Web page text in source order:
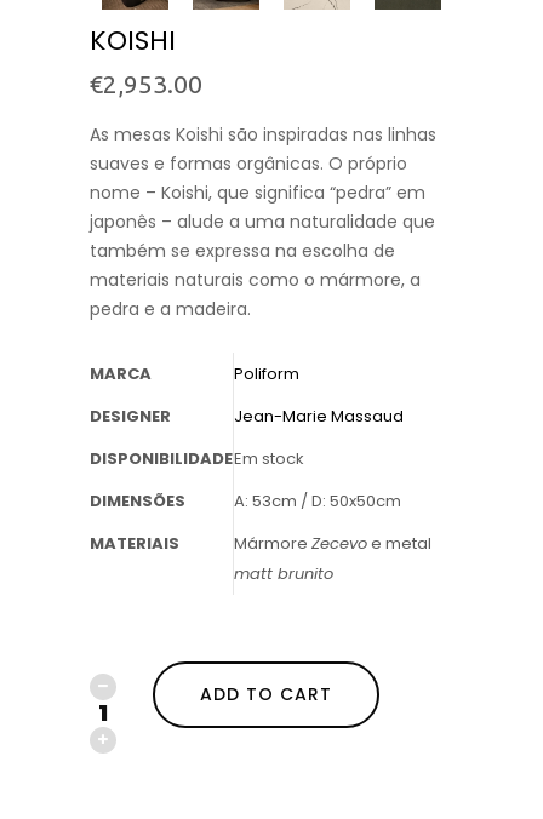
KOISHI
€2,953.00
As mesas Koishi são inspiradas nas linhas
suaves e formas orgânicas. O próprio
nome – Koishi, que significa “pedra” em
japonês – alude a uma naturalidade que
também se expressa na escolha de
materiais naturais como o mármore, a
pedra e a madeira.
MARCA
Poliform
DESIGNER
Jean-Marie Massaud
DISPONIBILIDADEEm stock
DIMENSÕES
A: 53cm / D: 50x50cm
MATERIAIS
Mármore Zecevoe metal
matt brunito
ADD TO CART